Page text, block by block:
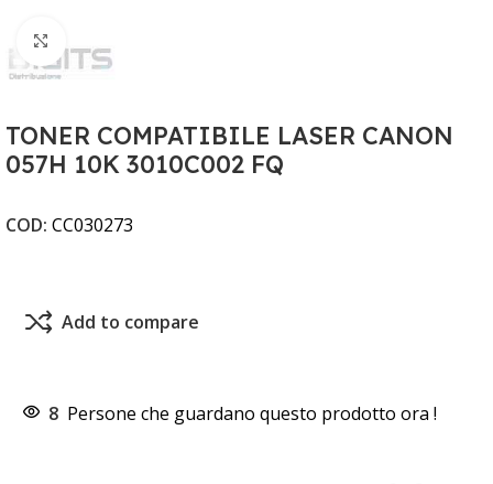
TONER COMPATIBILE LASER CANON
057H 10K 3010C002 FQ
COD: CC030273
Add to compare
8 Persone che guardano questo prodotto ora !